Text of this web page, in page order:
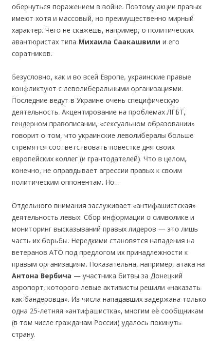
обернуться поражением в войне. Поэтому акции правых
имеют хотя и массовый, но преимущественно мирный
характер. Чего не скажешь, например, о политических
авантюристах типа Михаила Саакашвили и его
соратников.
Безусловно, как и во всей Европе, украинские правые
конфликтуют с леволиберальными организациями.
Последние ведут в Украине очень специфическую
деятельность. Акцентирование на проблемах ЛГБТ,
гендерном правописании, «сексуальном образовании»
говорит о том, что украинские леволибералы больше
стремятся соответствовать повестке дня своих
европейских коллег (и грантодателей). Что в целом,
конечно, не оправдывает агрессии правых к своим
политическим оппонентам. Но…
Отдельного внимания заслуживает «антифашистская»
деятельность левых. Сбор информации о символике и
мониторинг высказываний правых лидеров — это лишь
часть их борьбы. Нередкими становятся нападения на
ветеранов АТО под предлогом их принадлежности к
правым организациям. Показательна, например, атака на
Антона Вербича — участника битвы за Донецкий
аэропорт, которого левые активисты решили «наказать
как бандеровца». Из числа нападавших задержана только
одна 25-летняя «антифашистка», многим её сообщникам
(в том числе гражданам России) удалось покинуть
страну.